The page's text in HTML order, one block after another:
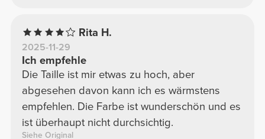
Rita H.
2025-11-29
Ich empfehle
Die Taille ist mir etwas zu hoch, aber
abgesehen davon kann ich es wärmstens
empfehlen. Die Farbe ist wunderschön und es
ist überhaupt nicht durchsichtig.
Siehe Original